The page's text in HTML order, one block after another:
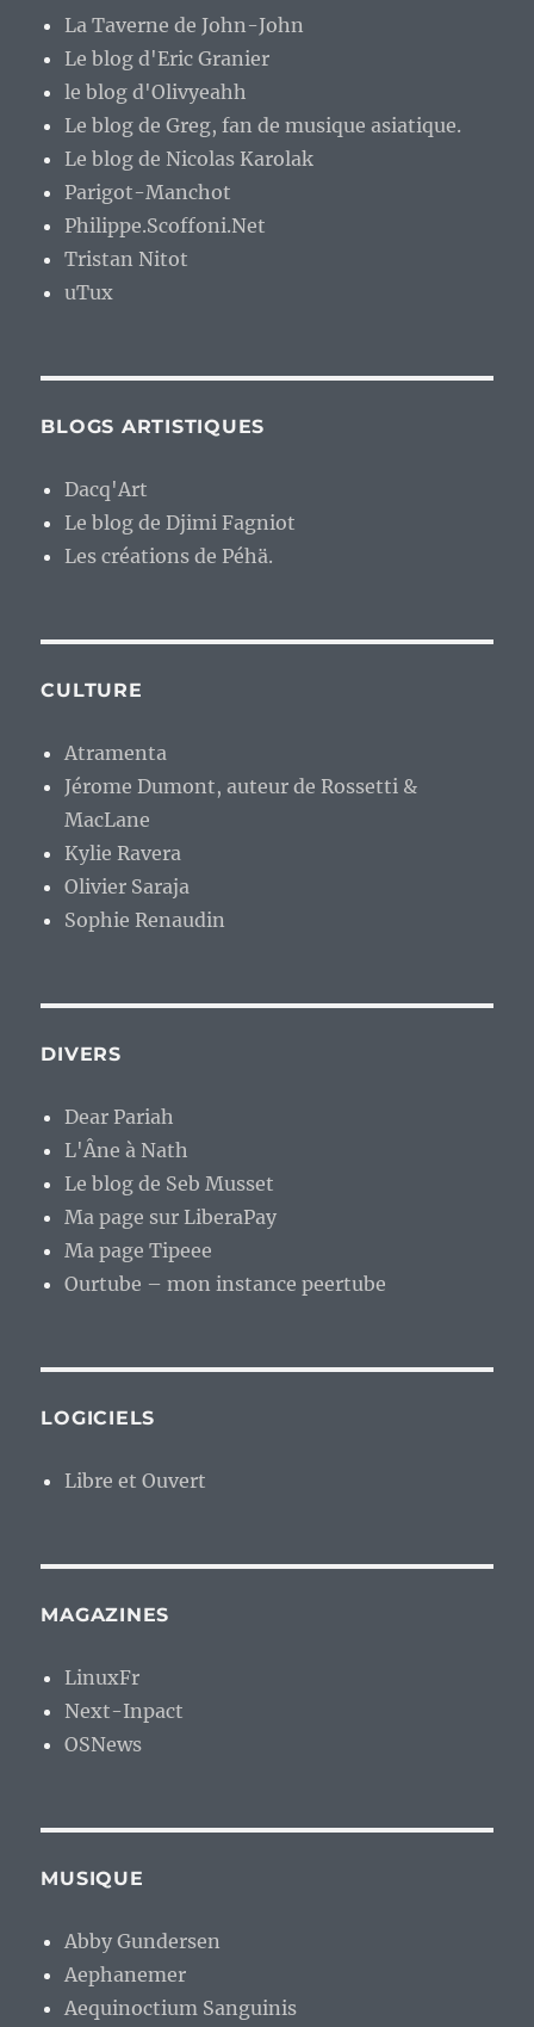
La Taverne de John-John
Le blog d'Eric Granier
le blog d'Olivyeahh
Le blog de Greg, fan de musique asiatique.
Le blog de Nicolas Karolak
Parigot-Manchot
Philippe.Scoffoni.Net
Tristan Nitot
uTux
BLOGS ARTISTIQUES
Dacq'Art
Le blog de Djimi Fagniot
Les créations de Péhä.
CULTURE
Atramenta
Jérome Dumont, auteur de Rossetti &
MacLane
Kylie Ravera
Olivier Saraja
Sophie Renaudin
DIVERS
Dear Pariah
L'Âne à Nath
Le blog de Seb Musset
Ma page sur LiberaPay
Ma page Tipeee
Ourtube – mon instance peertube
LOGICIELS
Libre et Ouvert
MAGAZINES
LinuxFr
Next-Inpact
OSNews
MUSIQUE
Abby Gundersen
Aephanemer
Aequinoctium Sanguinis